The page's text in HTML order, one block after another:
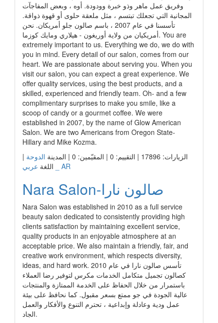
وفريق عمل ماهر وذو خبرة وودودة. أوه ، وبعض المفاجآت
المجانية التي تجعلك تبتسم ، مثل ملعقة حلوى أو قهوة ذواقة.
تأسسنا في عام 2007 ، باسم صالون جلو أمريكان. نحن
أمريكيان من ولاية أوريغون - هيلاري ومايك كوزما. You are
extremely important to us. Everything we do, we do with
you in mind. Every detail of our salon, comes from our
heart. We are passionate about serving you. When you
visit our salon, you can expect a great experience. We
offer quality services, using the best products, and a
skilled, experienced and friendly team. Oh- and a few
complimentary surprises to make you smile, like a
scoop of candy or a gourmet coffee. We were
established in 2007, by the name of Glow American
Salon. We are two Americans from Oregon State-
Hillary and Mike Kozma.
الزيارات: 17896 | التقييم: 0 | المقيّمين: 0 | المدينة
الدوحة |
اللغة عربي _ AR
Nara Salon-صالون نارا
Nara Salon was established in 2010 as a full service
beauty salon dedicated to consistently providing high
clients satisfaction by maintaining excellent service,
quality products in an enjoyable atmosphere at an
acceptable price. We also maintain a friendly, fair, and
creative work environment, which respects diversity,
ideas, and hard work. تأسس صالون نارا في عام 2010
كصالون تجميل متكامل الخدمات مكرس لتوفير رضا العملاء
باستمرار من خلال الحفاظ على الخدمة الممتازة والمنتجات
عالية الجودة في جو ممتع بسعر مقبول. كما نحافظ على بيئة
عمل ودية وعادلة وإبداعية ، تحترم التنوع والأفكار والعمل
الجاد.